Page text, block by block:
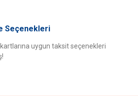
Seçenekleri
uygun taksit seçenekleri